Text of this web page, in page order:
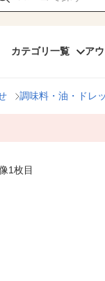
カテゴリ一覧 ア
調味料・油・ドレ